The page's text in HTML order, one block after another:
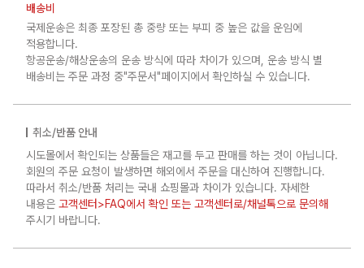
배송비
국제운송은 최종 포장된 총 중량 또는 부피 중 높은 값을 운임에
적용합니다.
항공운송/해상운송의 운송 방식에 따라 차이가 있으며, 운송 방식 별
배송비는 주문 과정 중"주문서"페이지에서 확인하실 수 있습니다.
취소/반품 안내
시도몰에서 확인되는 상품들은 재고를 두고 판매를 하는 것이 아닙니다.
회원의 주문 요청이 발생하면 해외에서 주문을 대신하여 진행합니다.
따라서 취소/반품 처리는 국내 쇼핑몰과 차이가 있습니다. 자세한
내용은 고객센터>FAQ에서 확인 또는 고객센터로/채널톡으로 문의해
주시기 바랍니다.